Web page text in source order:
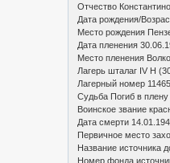
Отчество
Дата рождения/
Место рождения
Дата пленения
Место пленения
Лагерь шталаг IV H
Лагерный номер 11465
Судьба Погиб в плену
Воинское звание
Дата смерти
Первичное место
Название источника
Номер фонда